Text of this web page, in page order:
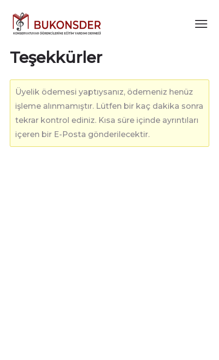
Teşekkürler
Üyelik ödemesi yaptıysanız, ödemeniz henüz
işleme alınmamıştır. Lütfen bir kaç dakika sonra
tekrar kontrol ediniz. Kısa süre içinde ayrıntıları
içeren bir E-Posta gönderilecektir.